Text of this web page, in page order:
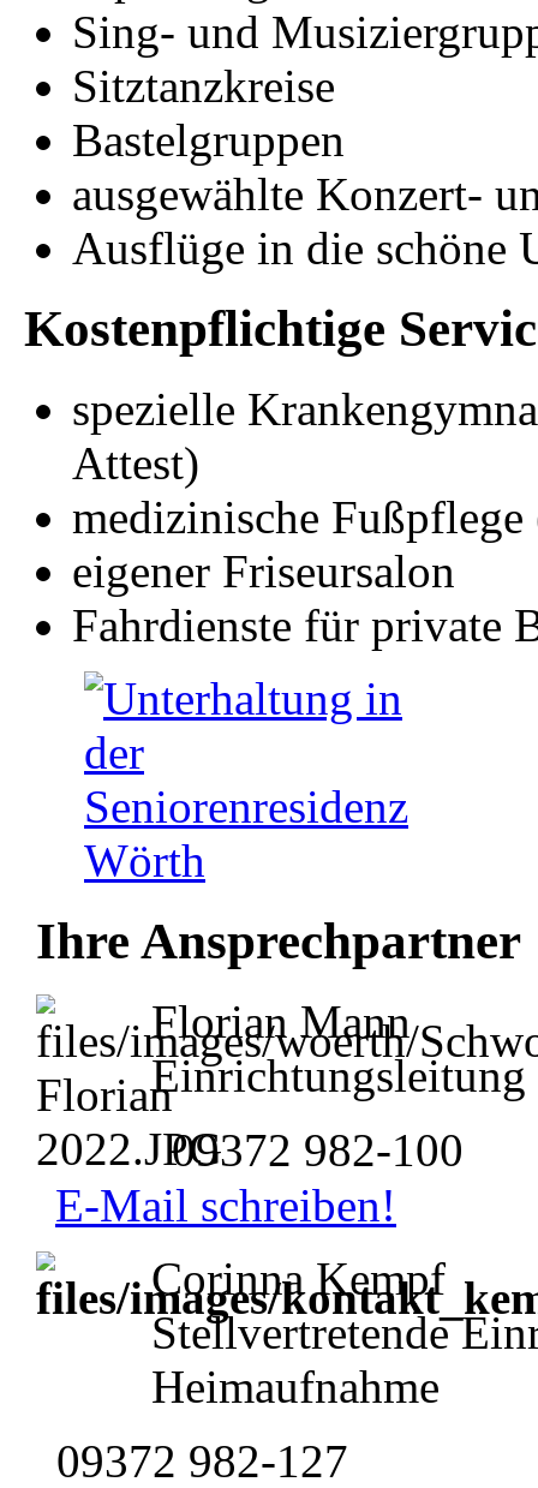
Sing- und
Sitztanzkreise
Bastelgruppen
ausgewählte Konzert-
Ausflüge in die schöne
Kostenpflichtige
spezielle
Attest)
medizinische
eigener Friseursalon
Fahrdienste für private
Ihre Ansprechpartner
Florian Mann
Einrichtungsleitung
09372 982-100
E-Mail schreiben!
Corinna Kempf
Stellvertretende
Heimaufnahme
09372 982-127